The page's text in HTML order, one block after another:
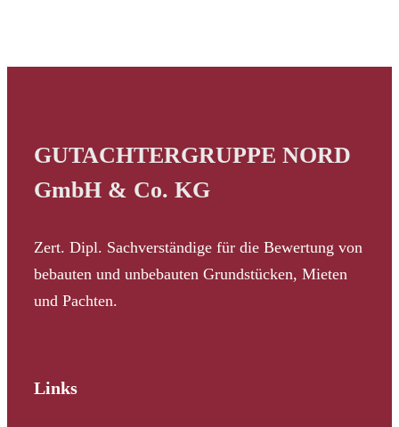
GUTACHTERGRUPPE NORD
GmbH & Co. KG
Zert. Dipl. Sachverständige für die Bewertung von
bebauten und unbebauten Grundstücken, Mieten
und Pachten.
Links